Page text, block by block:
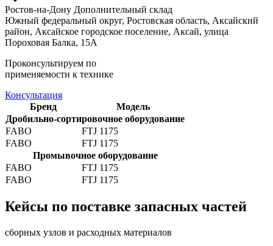
Ростов-на-Дону Дополнительный склад
Южный федеральный округ, Ростовская область, Аксайский
район, Аксайское городское поселение, Аксай, улица
Пороховая Балка, 15А
Проконсультируем по
применяемости к технике
Консультация
Бренд
Модель
Дробильно-сортировочное оборудование
FABO
FTJ 1175
FABO
FTJ 1175
Промывочное оборудование
FABO
FTJ 1175
FABO
FTJ 1175
Кейсы по поставке запасных частей
сборных узлов и расходных материалов